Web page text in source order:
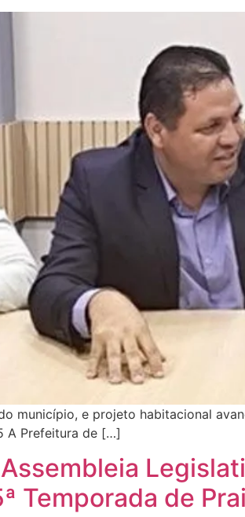
município, e projeto habitacional
A Prefeitura de […]
Temporada de